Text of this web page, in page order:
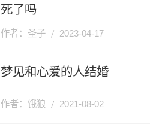
死了吗
作者：圣子 2023-04-17
梦见和心爱的人结婚
作者：饿狼 2021-08-02